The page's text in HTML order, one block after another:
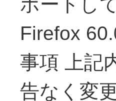
Firefox
事項 上記
告なく変